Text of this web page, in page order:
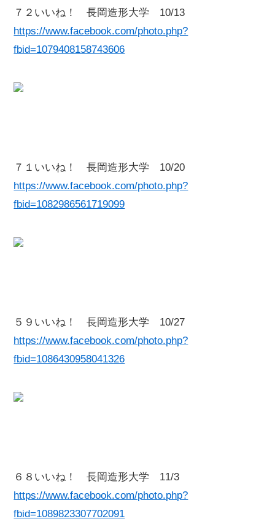
７２いいね！ 長岡造形大学 10/13
https://www.facebook.com/photo.php?
fbid=1079408158743606
７１いいね！ 長岡造形大学 10/20
https://www.facebook.com/photo.php?
fbid=1082986561719099
５９いいね！ 長岡造形大学 10/27
https://www.facebook.com/photo.php?
fbid=1086430958041326
６８いいね！ 長岡造形大学 11/3
https://www.facebook.com/photo.php?
fbid=1089823307702091